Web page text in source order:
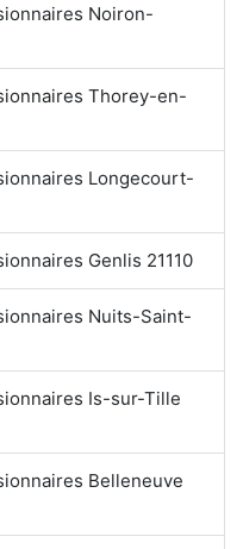
Noiron-
Thorey-en-
Longecourt-
Genlis 21110
Nuits-Saint-
Is-sur-Tille
Belleneuve